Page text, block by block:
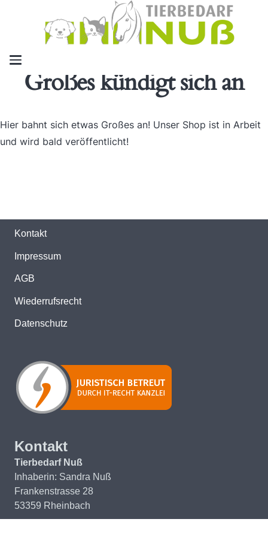
Großes kündigt sich an
Hier bahnt sich etwas Großes an! Unser Shop ist in Arbeit
und wird bald veröffentlicht!
Kontakt
Impressum
AGB
Wiederrufsrecht
Datenschutz
Kontakt
Tierbedarf Nuß
Inhaberin: Sandra Nuß
Frankenstrasse 28
53359 Rheinbach